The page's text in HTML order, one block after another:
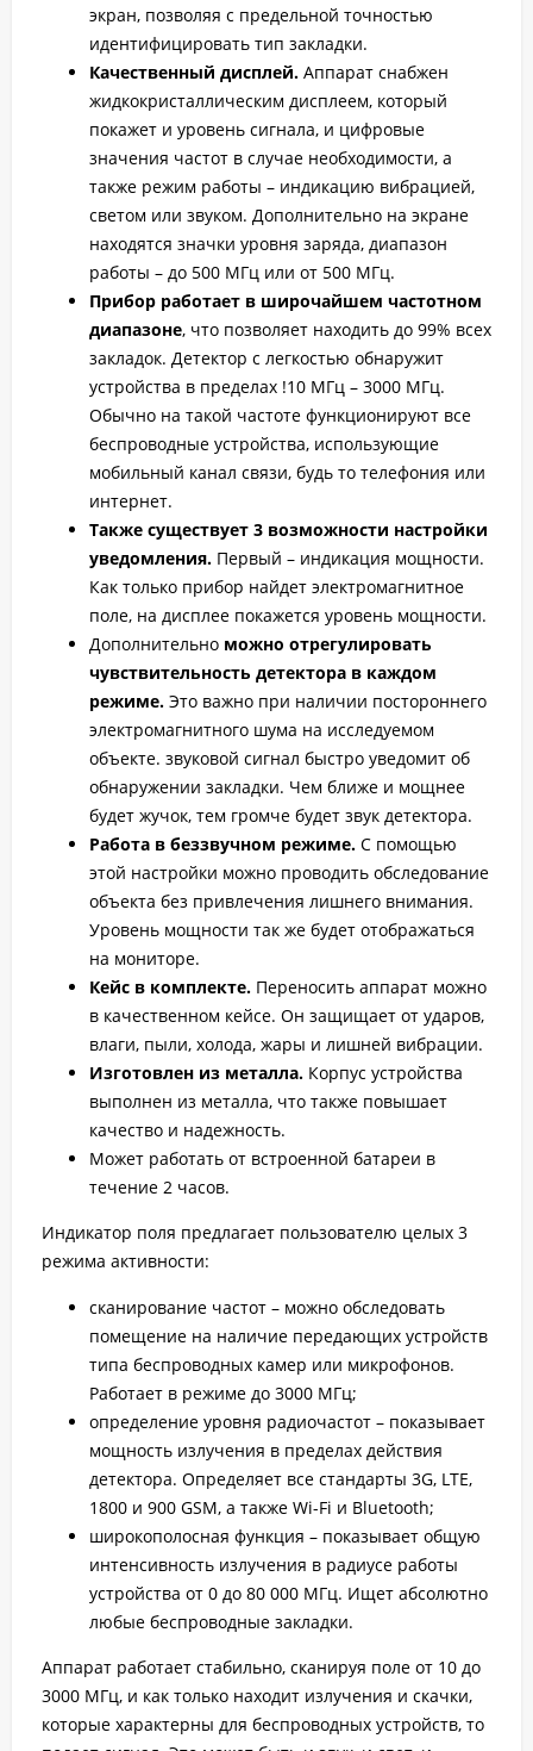
экран, позволяя с предельной точностью
идентифицировать тип закладки.
Качественный дисплей. Аппарат снабжен
жидкокристаллическим дисплеем, который
покажет и уровень сигнала, и цифровые
значения частот в случае необходимости, а
также режим работы – индикацию вибрацией,
светом или звуком. Дополнительно на экране
находятся значки уровня заряда, диапазон
работы – до 500 МГц или от 500 МГц.
Прибор работает в широчайшем частотном
диапазоне, что позволяет находить до 99% всех
закладок. Детектор с легкостью обнаружит
устройства в пределах !10 МГц – 3000 МГц.
Обычно на такой частоте функционируют все
беспроводные устройства, использующие
мобильный канал связи, будь то телефония или
интернет.
Также существует 3 возможности настройки
уведомления. Первый – индикация мощности.
Как только прибор найдет электромагнитное
поле, на дисплее покажется уровень мощности.
Дополнительно можно отрегулировать
чувствительность детектора в каждом
режиме. Это важно при наличии постороннего
электромагнитного шума на исследуемом
объекте. звуковой сигнал быстро уведомит об
обнаружении закладки. Чем ближе и мощнее
будет жучок, тем громче будет звук детектора.
Работа в беззвучном режиме. С помощью
этой настройки можно проводить обследование
объекта без привлечения лишнего внимания.
Уровень мощности так же будет отображаться
на мониторе.
Кейс в комплекте. Переносить аппарат можно
в качественном кейсе. Он защищает от ударов,
влаги, пыли, холода, жары и лишней вибрации.
Изготовлен из металла. Корпус устройства
выполнен из металла, что также повышает
качество и надежность.
Может работать от встроенной батареи в
течение 2 часов.
Индикатор поля предлагает пользователю целых 3
режима активности:
сканирование частот – можно обследовать
помещение на наличие передающих устройств
типа беспроводных камер или микрофонов.
Работает в режиме до 3000 МГц;
определение уровня радиочастот – показывает
мощность излучения в пределах действия
детектора. Определяет все стандарты 3G, LTE,
1800 и 900 GSM, а также Wi-Fi и Bluetooth;
широкополосная функция – показывает общую
интенсивность излучения в радиусе работы
устройства от 0 до 80 000 МГц. Ищет абсолютно
любые беспроводные закладки.
Аппарат работает стабильно, сканируя поле от 10 до
3000 МГц, и как только находит излучения и скачки,
которые характерны для беспроводных устройств, то